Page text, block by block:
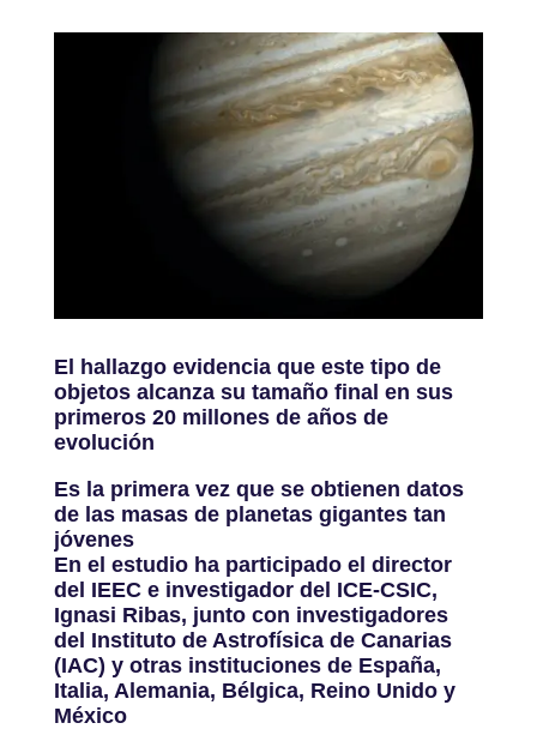
El hallazgo evidencia que este tipo de
objetos alcanza su tamaño final en sus
primeros 20 millones de años de
evolución
Es la primera vez que se obtienen datos
de las masas de planetas gigantes tan
jóvenes
En el estudio ha participado el director
del IEEC e investigador del ICE-CSIC,
Ignasi Ribas, junto con investigadores
del Instituto de Astrofísica de Canarias
(IAC) y otras instituciones de España,
Italia, Alemania, Bélgica, Reino Unido y
México